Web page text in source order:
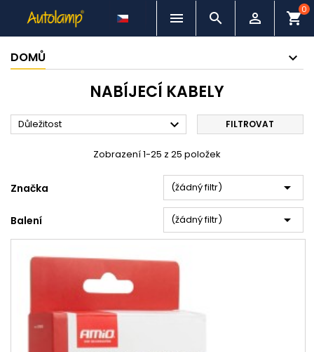
   shopping_cart
0
DOMŮ
NABÍJECÍ KABELY
Důležitost  FILTROVAT
Zobrazení 1-25 z 25 položek
Značka (žádný filtr) 
Balení (žádný filtr) 